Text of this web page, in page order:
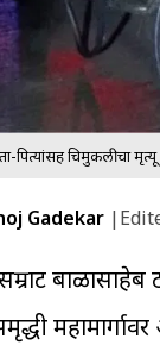
पित्यांसह चिमुकलीचा मृत्यू
Gadekar |
बाळासाहेब